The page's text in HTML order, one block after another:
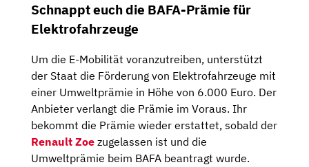
Schnappt euch die BAFA-Prämie für
Elektrofahrzeuge
Um die E-Mobilität voranzutreiben, unterstützt
der Staat die Förderung von Elektrofahrzeuge mit
einer Umweltprämie in Höhe von 6.000 Euro. Der
Anbieter verlangt die Prämie im Voraus. Ihr
bekommt die Prämie wieder erstattet, sobald der
Renault Zoe zugelassen ist und die
Umweltprämie beim BAFA beantragt wurde.